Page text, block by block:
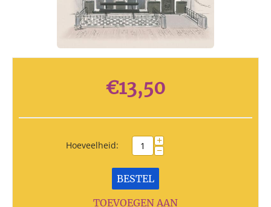
€13,50
Hoeveelheid: +
−
BESTEL
TOEVOEGEN AAN